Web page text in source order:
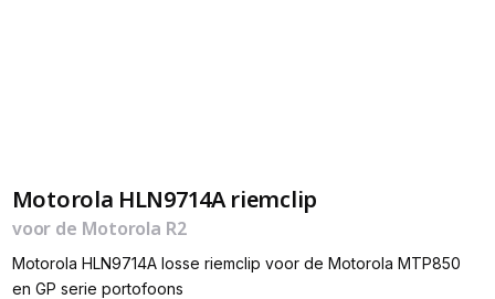
Motorola HLN9714A riemclip
voor de Motorola R2
Motorola HLN9714A losse riemclip voor de Motorola MTP850
en GP serie portofoons